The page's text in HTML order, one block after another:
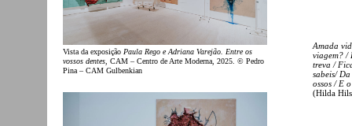
Vista da exposição Paula Rego e Adriana Varejão. Entre os
vossos dentes, CAM – Centro de Arte Moderna, 2025. © Pedro
Pina – CAM Gulbenkian
Amada
viagem? /
treva /
sabeis/
ossos / E
(Hilda